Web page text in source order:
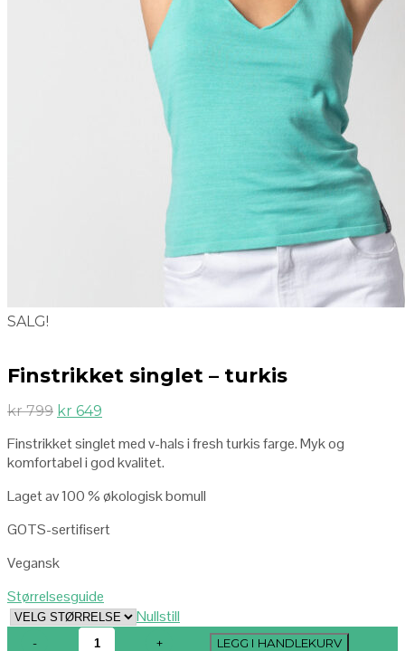
SALG!
Finstrikket singlet – turkis
kr799 kr 649
Finstrikket singlet med v-hals i fresh turkis farge. Myk og
komfortabel i god kvalitet.
Laget av 100 % økologisk bomull
GOTS-sertifisert
Vegansk
Størrelsesguide
Nullstill
LEGG I HANDLEKURV